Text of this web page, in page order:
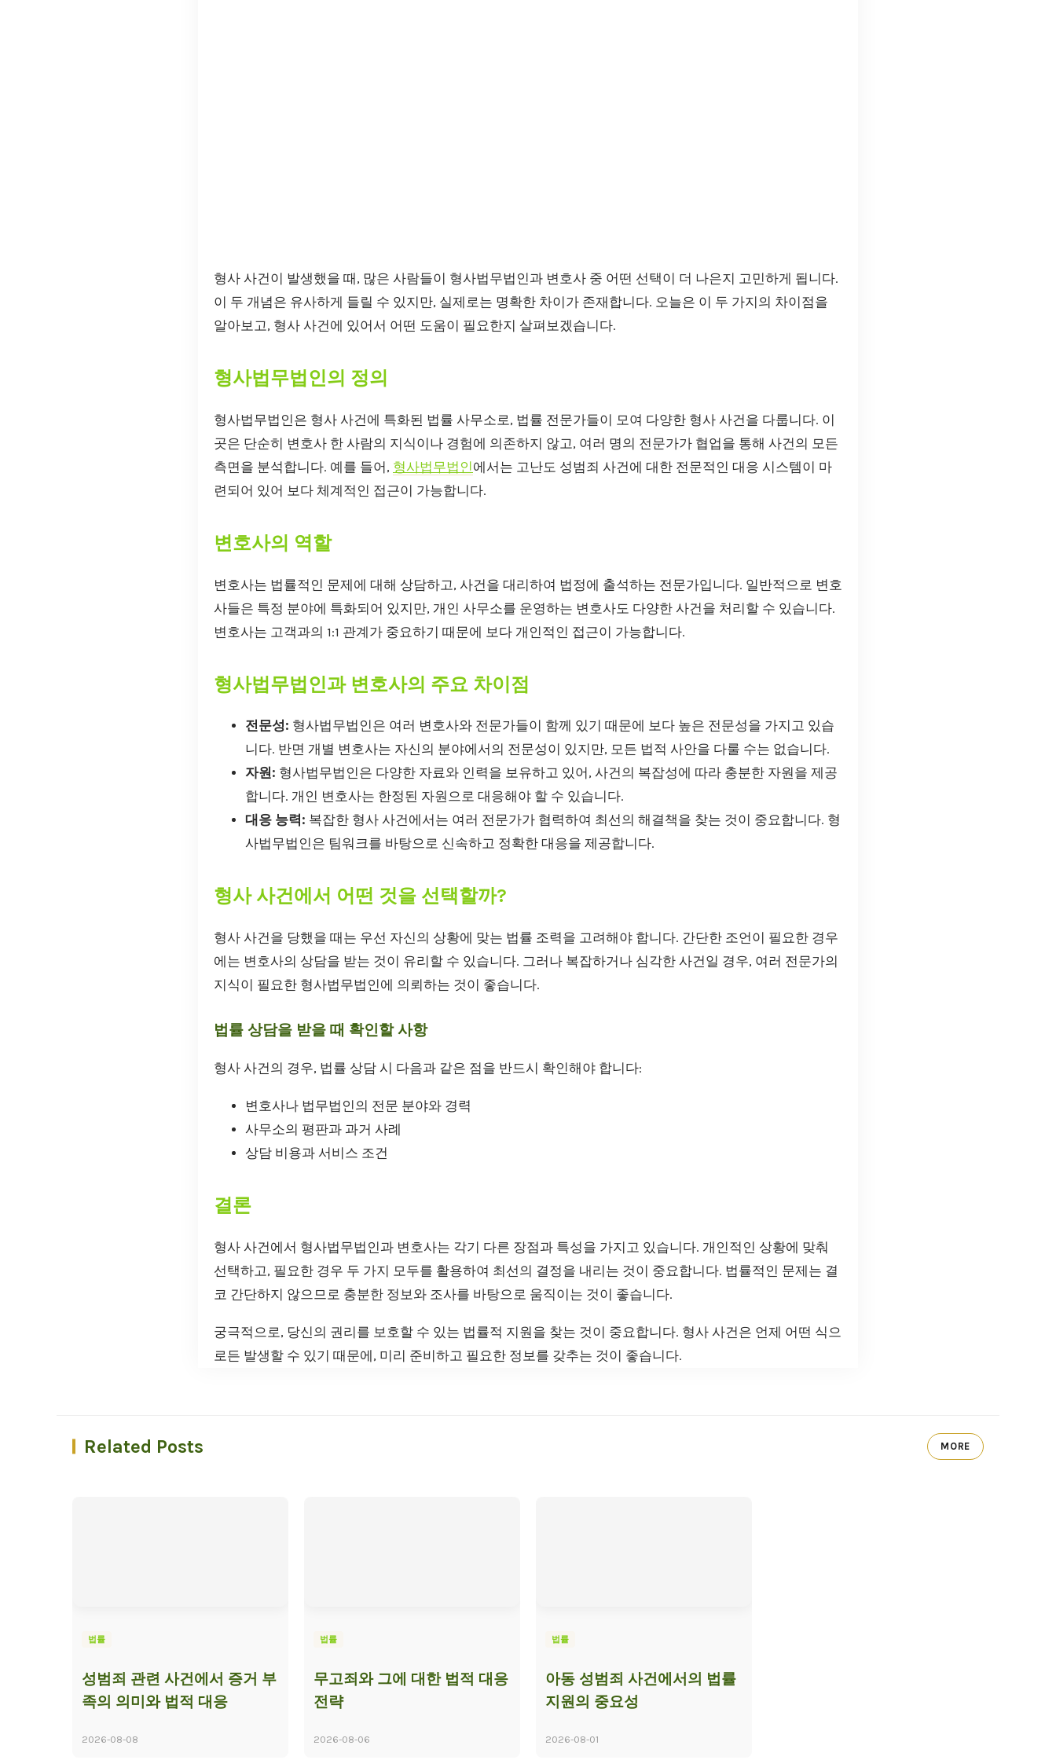
형사 사건이 발생했을 때, 많은 사람들이 형사법무법인과 변호사 중 어떤 선택이 더 나은지 고민하게 됩니다.
이 두 개념은 유사하게 들릴 수 있지만, 실제로는 명확한 차이가 존재합니다. 오늘은 이 두 가지의 차이점을
알아보고, 형사 사건에 있어서 어떤 도움이 필요한지 살펴보겠습니다.
형사법무법인의 정의
형사법무법인은 형사 사건에 특화된 법률 사무소로, 법률 전문가들이 모여 다양한 형사 사건을 다룹니다. 이
곳은 단순히 변호사 한 사람의 지식이나 경험에 의존하지 않고, 여러 명의 전문가가 협업을 통해 사건의 모든
측면을 분석합니다. 예를 들어, 형사법무법인 에서는 고난도 성범죄 사건에 대한 전문적인 대응 시스템이 마
련되어 있어 보다 체계적인 접근이 가능합니다.
변호사의 역할
변호사는 법률적인 문제에 대해 상담하고, 사건을 대리하여 법정에 출석하는 전문가입니다. 일반적으로 변호
사들은 특정 분야에 특화되어 있지만, 개인 사무소를 운영하는 변호사도 다양한 사건을 처리할 수 있습니다.
변호사는 고객과의 1:1 관계가 중요하기 때문에 보다 개인적인 접근이 가능합니다.
형사법무법인과 변호사의 주요 차이점
전문성: 형사법무법인은 여러 변호사와 전문가들이 함께 있기 때문에 보다 높은 전문성을 가지고 있습
니다. 반면 개별 변호사는 자신의 분야에서의 전문성이 있지만, 모든 법적 사안을 다룰 수는 없습니다.
자원: 형사법무법인은 다양한 자료와 인력을 보유하고 있어, 사건의 복잡성에 따라 충분한 자원을 제공
합니다. 개인 변호사는 한정된 자원으로 대응해야 할 수 있습니다.
대응 능력: 복잡한 형사 사건에서는 여러 전문가가 협력하여 최선의 해결책을 찾는 것이 중요합니다. 형
사법무법인은 팀워크를 바탕으로 신속하고 정확한 대응을 제공합니다.
형사 사건에서 어떤 것을 선택할까?
형사 사건을 당했을 때는 우선 자신의 상황에 맞는 법률 조력을 고려해야 합니다. 간단한 조언이 필요한 경우
에는 변호사의 상담을 받는 것이 유리할 수 있습니다. 그러나 복잡하거나 심각한 사건일 경우, 여러 전문가의
지식이 필요한 형사법무법인에 의뢰하는 것이 좋습니다.
법률 상담을 받을 때 확인할 사항
형사 사건의 경우, 법률 상담 시 다음과 같은 점을 반드시 확인해야 합니다:
변호사나 법무법인의 전문 분야와 경력
사무소의 평판과 과거 사례
상담 비용과 서비스 조건
결론
형사 사건에서 형사법무법인과 변호사는 각기 다른 장점과 특성을 가지고 있습니다. 개인적인 상황에 맞춰
선택하고, 필요한 경우 두 가지 모두를 활용하여 최선의 결정을 내리는 것이 중요합니다. 법률적인 문제는 결
코 간단하지 않으므로 충분한 정보와 조사를 바탕으로 움직이는 것이 좋습니다.
궁극적으로, 당신의 권리를 보호할 수 있는 법률적 지원을 찾는 것이 중요합니다. 형사 사건은 언제 어떤 식으
로든 발생할 수 있기 때문에, 미리 준비하고 필요한 정보를 갖추는 것이 좋습니다.
Related Posts MORE
법률
성범죄 관련 사건에서 증거 부
족의 의미와 법적 대응
2026-08-08
법률
무고죄와 그에 대한 법적 대응
전략
2026-08-06
법률
아동 성범죄 사건에서의 법률
지원의 중요성
2026-08-01